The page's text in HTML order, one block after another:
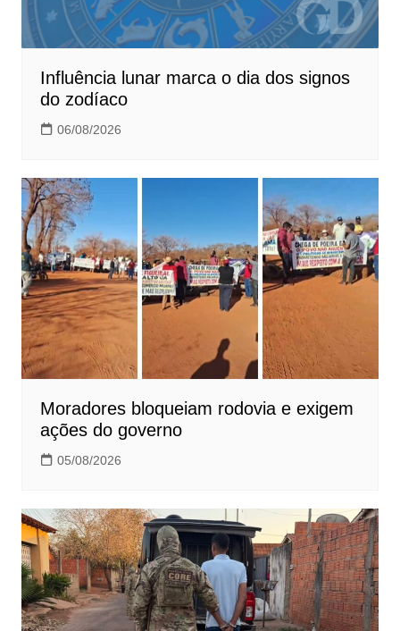
Influência lunar marca o dia dos signos
do zodíaco
06/08/2026
Moradores bloqueiam rodovia e exigem
ações do governo
05/08/2026